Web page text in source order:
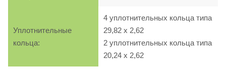
Уплотнительные
кольца:
4 уплотнительных кольца типа
29,82 х 2,62
2 уплотнительных кольца типа
20,24 х 2,62